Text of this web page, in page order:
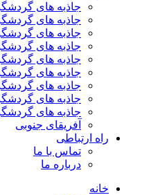
جاذبه های
جاذبه های
جاذبه های
جاذبه های
جاذبه های
جاذبه های
جاذبه های
جاذبه های
جاذبه های
آفریقای جنوبی
راه ارتباطی
تماس با ما
درباره ما
خانه